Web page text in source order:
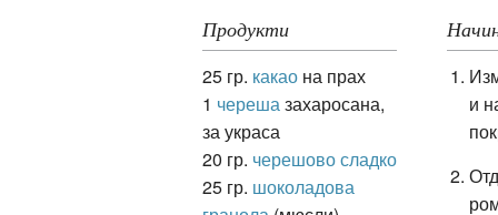
Продукти
25 гр. какао на прах
1 черешазахаросана,
за украса
20 гр. черешово сладко
25 гр. шоколадова
и